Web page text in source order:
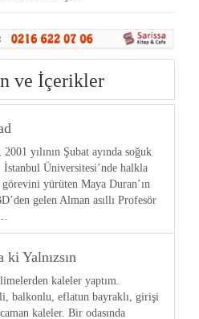
ve İçerikler
2001 yılının Şubat ayında soğuk
Üniversitesi’nde halkla
yürüten Maya Duran’ın
gelen Alman asıllı Profesör
ki Yalnızsın
kaleler yaptım.
balkonlu, eflatun bayraklı, girişi
kaleler. Bir odasında